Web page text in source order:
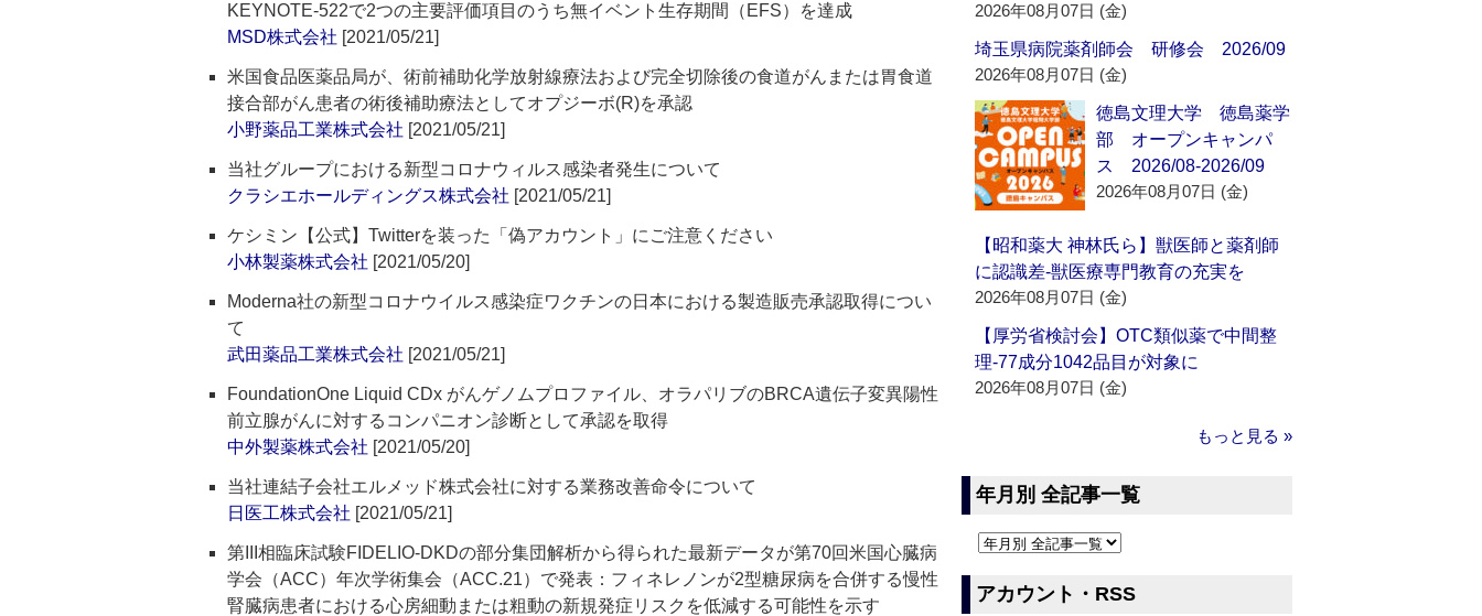
KEYNOTE-522で2つの主要評価項目のうち無イベント生存期間（EFS）を達成
MSD株式会社 [2021/05/21]
米国食品医薬品局が、術前補助化学放射線療法および完全切除後の食道がんまたは胃食道
接合部がん患者の術後補助療法としてオプジーボ(R)を承認
小野薬品工業株式会社 [2021/05/21]
当社グループにおける新型コロナウィルス感染者発生について
クラシエホールディングス株式会社 [2021/05/21]
ケシミン【公式】Twitterを装った「偽アカウント」にご注意ください
小林製薬株式会社 [2021/05/20]
Moderna社の新型コロナウイルス感染症ワクチンの日本における製造販売承認取得につい
て
武田薬品工業株式会社 [2021/05/21]
FoundationOne Liquid CDx がんゲノムプロファイル、オラパリブのBRCA遺伝子変異陽性
前立腺がんに対するコンパニオン診断として承認を取得
中外製薬株式会社 [2021/05/20]
当社連結子会社エルメッド株式会社に対する業務改善命令について
日医工株式会社 [2021/05/21]
第III相臨床試験FIDELIO-DKDの部分集団解析から得られた最新データが第70回米国心臓病
学会（ACC）年次学術集会（ACC.21）で発表：フィネレノンが2型糖尿病を合併する慢性
腎臓病患者における心房細動または粗動の新規発症リスクを低減する可能性を示す
2026年08月07日 (金)
埼玉県病院薬剤師会 研修会 2026/09
2026年08月07日 (金)
徳島文理大学 徳島薬学
部 オープンキャンパ
ス 2026/08-2026/09
2026年08月07日 (金)
【昭和薬大 神林氏ら】獣医師と薬剤師
に認識差‐獣医療専門教育の充実を
2026年08月07日 (金)
【厚労省検討会】OTC類似薬で中間整
理‐77成分1042品目が対象に
2026年08月07日 (金)
もっと見る »
年月別 全記事一覧
アカウント・RSS